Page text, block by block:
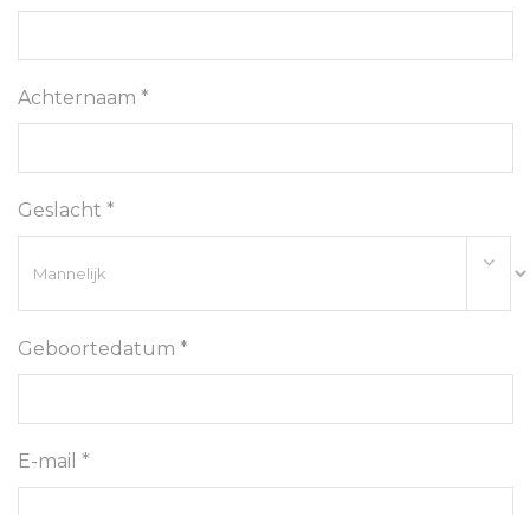
Achternaam *
Geslacht *
Geboortedatum *
E-mail *